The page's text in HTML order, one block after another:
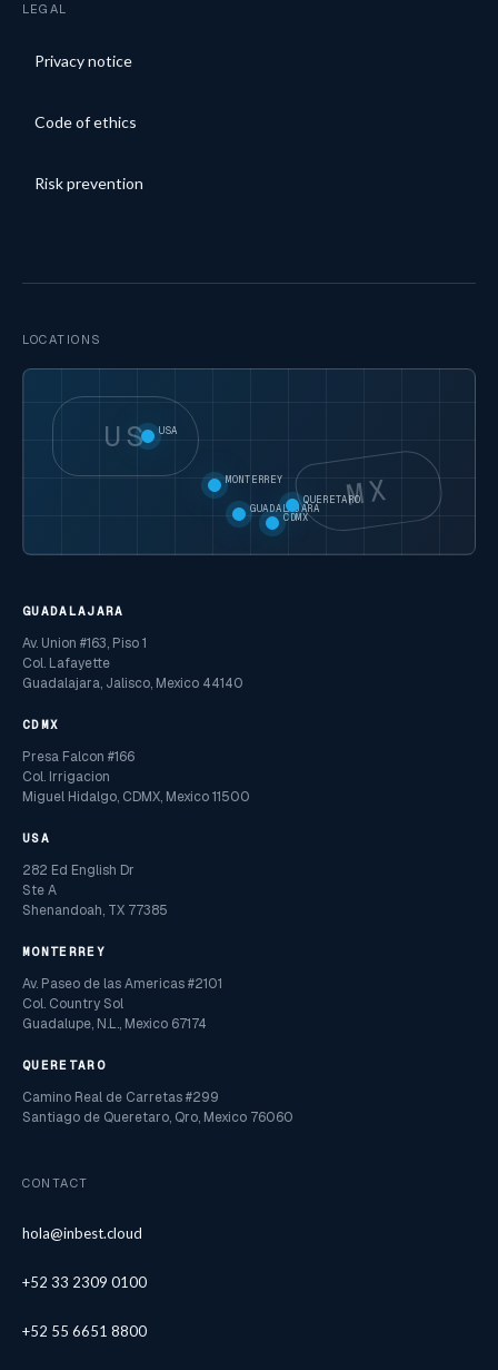
LEGAL
Privacy notice
Code of ethics
Risk prevention
LOCATIONS
US
MX
USA
MONTERREY
GUADALAJARA
CDMX
QUERETARO
GUADALAJARA
Av. Union #163, Piso 1
Col. Lafayette
Guadalajara, Jalisco, Mexico 44140
CDMX
Presa Falcon #166
Col. Irrigacion
Miguel Hidalgo, CDMX, Mexico 11500
USA
282 Ed English Dr
Ste A
Shenandoah, TX 77385
MONTERREY
Av. Paseo de las Americas #2101
Col. Country Sol
Guadalupe, N.L., Mexico 67174
QUERETARO
Camino Real de Carretas #299
Santiago de Queretaro, Qro, Mexico 76060
CONTACT
hola@inbest.cloud
+52 33 2309 0100
+52 55 6651 8800